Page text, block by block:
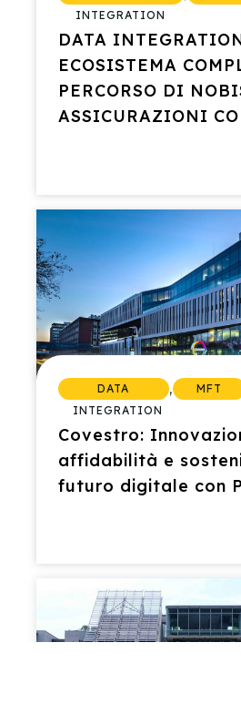
INTEGRATION
DATA
ECOSISTEMA
PERCORSO DI
ASSICURAZIONI
DATA
INTEGRATION
, MFT
Covestro:
affidabilità e
futuro digitale con